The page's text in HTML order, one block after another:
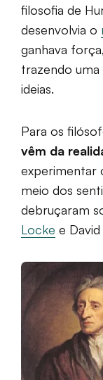
filosofia de
desenvolvia o
ganhava
trazendo uma
ideias.
Para os
vêm da
experimentar
meio dos
debruçaram
Locke e